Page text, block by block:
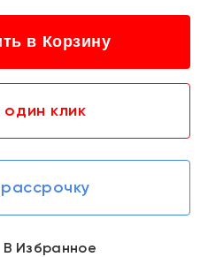
в Корзину
один клик
рассрочку
В Избранное